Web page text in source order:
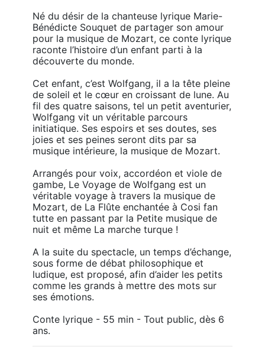
Né du désir de la chanteuse lyrique Marie-
Bénédicte Souquet de partager son amour
pour la musique de Mozart, ce conte lyrique
raconte l’histoire d’un enfant parti à la
découverte du monde.
Cet enfant, c’est Wolfgang, il a la tête pleine
de soleil et le cœur en croissant de lune. Au
fil des quatre saisons, tel un petit aventurier,
Wolfgang vit un véritable parcours
initiatique. Ses espoirs et ses doutes, ses
joies et ses peines seront dits par sa
musique intérieure, la musique de Mozart.
Arrangés pour voix, accordéon et viole de
gambe, Le Voyage de Wolfgang est un
véritable voyage à travers la musique de
Mozart, de La Flûte enchantée à Cosi fan
tutte en passant par la Petite musique de
nuit et même La marche turque !
A la suite du spectacle, un temps d’échange,
sous forme de débat philosophique et
ludique, est proposé, afin d’aider les petits
comme les grands à mettre des mots sur
ses émotions.
Conte lyrique - 55 min - Tout public, dès 6
ans.